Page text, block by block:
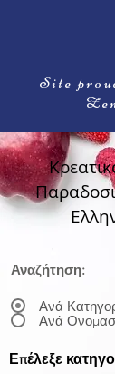
Site
Αναζήτηση:
Ανά
Ανά
Επέλεξε